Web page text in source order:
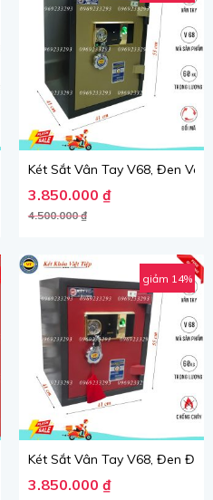
Việt Tiệp, Nặng 60kg.
Két Sắt Vân Tay V68, Đen
4.500.000₫
Giá gốc là: 4.500.000 ₫.
3.850.000 ₫
Giá hiện tại là: 3.850.000 ₫.
Việt Tiệp, Nặng 95kg.
giảm 14%
Két Sắt Vân Tay V68, Đen Đỏ,
Giá gốc là: 4.500.000 ₫.
3.850.000 ₫
Giá hiện tại là: 3.850.000 ₫.